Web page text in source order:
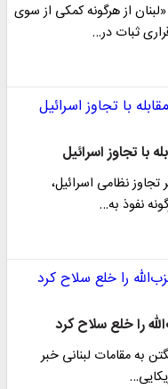
از هرگونه کمکی از سوی
ثبات در…
با تجاوز اسرائیل
تجاوز نظامی اسرائیل،
نفوذ به…
را خلع سلاح کرد
به مقامات لبنانی خبر